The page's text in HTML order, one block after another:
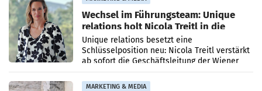
Wechsel im Führungsteam: Unique
relations holt Nicola Treitl in die
Geschäftsleitung
Unique relations besetzt eine
Schlüsselposition neu: Nicola Treitl verstärkt
ab sofort die Geschäftsleitung der Wiener
PR-Agentur an der Seite von Josef Kalina und
Anna Kalina-Mahr.
MARKETING & MEDIA